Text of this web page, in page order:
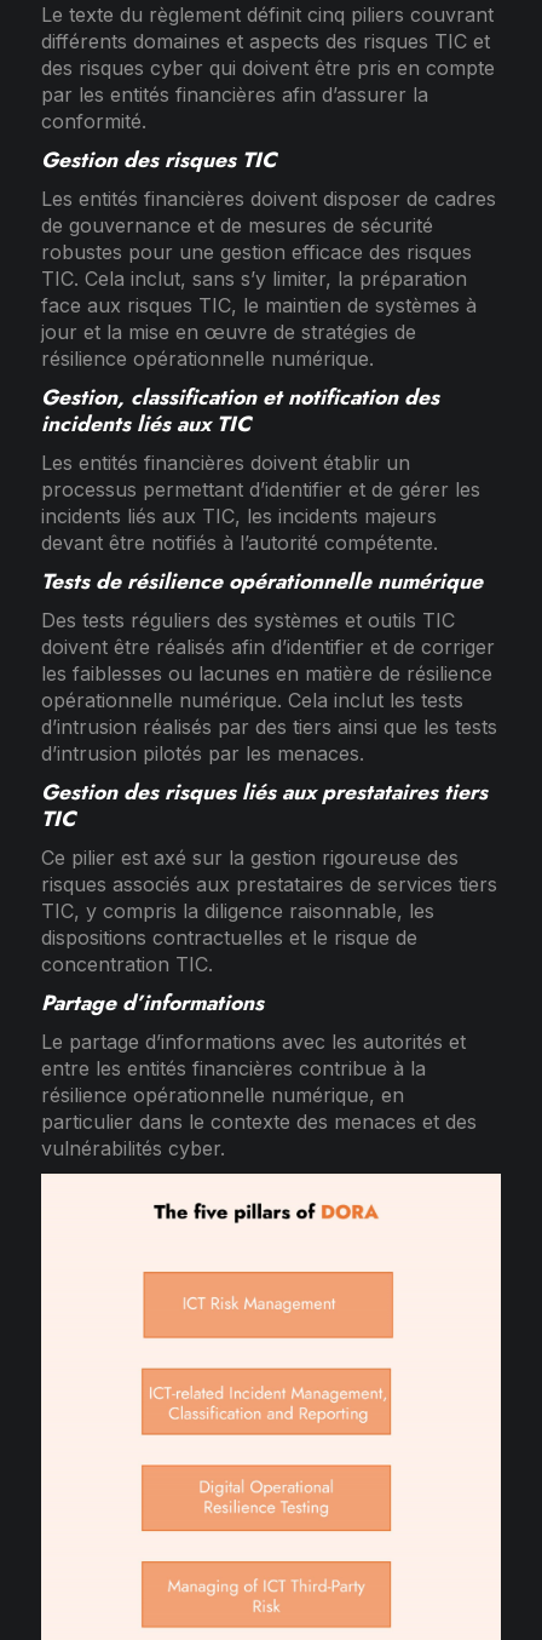
Le texte du règlement définit cinq piliers couvrant
différents domaines et aspects des risques TIC et
des risques cyber qui doivent être pris en compte
par les entités financières afin d’assurer la
conformité.
Gestion des risques TIC
Les entités financières doivent disposer de cadres
de gouvernance et de mesures de sécurité
robustes pour une gestion efficace des risques
TIC. Cela inclut, sans s’y limiter, la préparation
face aux risques TIC, le maintien de systèmes à
jour et la mise en œuvre de stratégies de
résilience opérationnelle numérique.
Gestion, classification et notification des
incidents liés aux TIC
Les entités financières doivent établir un
processus permettant d’identifier et de gérer les
incidents liés aux TIC, les incidents majeurs
devant être notifiés à l’autorité compétente.
Tests de résilience opérationnelle numérique
Des tests réguliers des systèmes et outils TIC
doivent être réalisés afin d’identifier et de corriger
les faiblesses ou lacunes en matière de résilience
opérationnelle numérique. Cela inclut les tests
d’intrusion réalisés par des tiers ainsi que les tests
d’intrusion pilotés par les menaces.
Gestion des risques liés aux prestataires tiers
TIC
Ce pilier est axé sur la gestion rigoureuse des
risques associés aux prestataires de services tiers
TIC, y compris la diligence raisonnable, les
dispositions contractuelles et le risque de
concentration TIC.
Partage d’informations
Le partage d’informations avec les autorités et
entre les entités financières contribue à la
résilience opérationnelle numérique, en
particulier dans le contexte des menaces et des
vulnérabilités cyber.